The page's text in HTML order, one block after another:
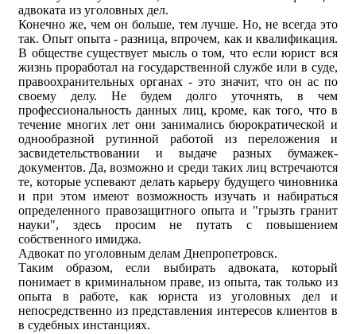
адвоката из уголовных дел.
Конечно же, чем он больше, тем лучше. Но, не всегда это
так. Опыт опыта - разница, впрочем, как и квалификация.
В обществе существует мысль о том, что если юрист вся
жизнь проработал на государственной службе или в суде,
правоохранительных органах - это значит, что он ас по
своему делу. Не будем долго уточнять, в чем
профессиональность данных лиц, кроме, как того, что в
течение многих лет они занимались бюрократической и
однообразной рутинной работой из переложения и
засвидетельствовании и выдаче разных бумажек-
документов. Да, возможно и среди таких лиц встречаются
те, которые успевают делать карьеру будущего чиновника
и при этом имеют возможность изучать и набираться
определенного правозащитного опыта и "грызть гранит
науки", здесь просим не путать с повышением
собственного имиджа.
Адвокат по уголовным делам Днепропетровск.
Таким образом, если выбирать адвоката, который
понимает в криминальном праве, из опыта, так только из
опыта в работе, как юриста из уголовных дел и
непосредственно из представления интересов клиентов в
в судебных инстанциях.